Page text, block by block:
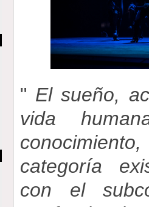
" El sueño,
vida
categoría
con el